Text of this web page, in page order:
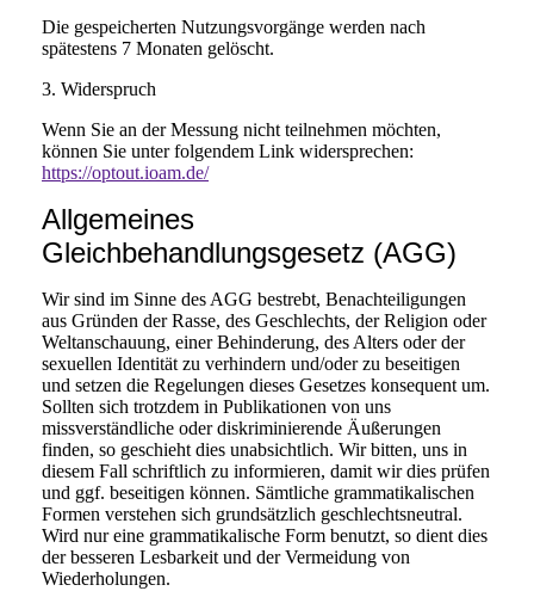
Die gespeicherten Nutzungsvorgänge werden nach
spätestens 7 Monaten gelöscht.
3. Widerspruch
Wenn Sie an der Messung nicht teilnehmen möchten,
können Sie unter folgendem Link widersprechen:
https://optout.ioam.de/
Allgemeines
Gleichbehandlungsgesetz (AGG)
Wir sind im Sinne des AGG bestrebt, Benachteiligungen
aus Gründen der Rasse, des Geschlechts, der Religion oder
Weltanschauung, einer Behinderung, des Alters oder der
sexuellen Identität zu verhindern und/oder zu beseitigen
und setzen die Regelungen dieses Gesetzes konsequent um.
Sollten sich trotzdem in Publikationen von uns
missverständliche oder diskriminierende Äußerungen
finden, so geschieht dies unabsichtlich. Wir bitten, uns in
diesem Fall schriftlich zu informieren, damit wir dies prüfen
und ggf. beseitigen können. Sämtliche grammatikalischen
Formen verstehen sich grundsätzlich geschlechtsneutral.
Wird nur eine grammatikalische Form benutzt, so dient dies
der besseren Lesbarkeit und der Vermeidung von
Wiederholungen.